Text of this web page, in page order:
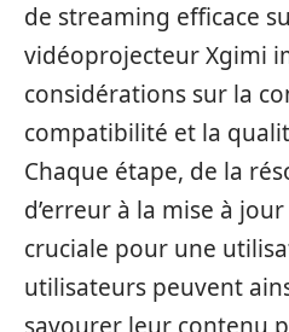
de streaming efficace
vidéoprojecteur Xgimi
considérations sur la
compatibilité et la
Chaque étape, de la
d’erreur à la mise à
cruciale pour une
utilisateurs peuvent